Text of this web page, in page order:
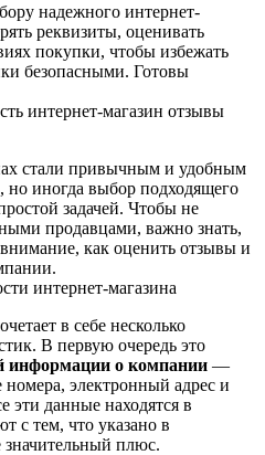
надежного интернет-
реквизиты, оценивать
покупки, чтобы избежать
безопасными. Готовы
интернет-магазин отзывы
стали привычным и удобным
но иногда выбор подходящего
задачей. Чтобы не
продавцами, важно знать,
как оценить отзывы и
интернет-магазина
в себе несколько
В первую очередь это
информации о компании —
номера, электронный адрес и
эти данные находятся в
с тем, что указано в
значительный плюс.